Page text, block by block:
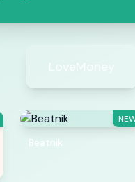
LoveMoney
Beatnik